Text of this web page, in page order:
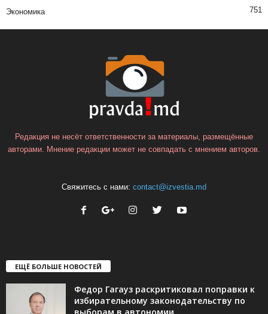
Экономика 751
Редакция не несёт ответственности за материалы, размещённые
авторами. Мнение редакции может не совпадать с мнением авторов.
Свяжитесь с нами: contact@izvestia.md
ЕЩЁ БОЛЬШЕ НОВОСТЕЙ
Федор Гагауз раскритиковал поправки к
избирательному законодательству по